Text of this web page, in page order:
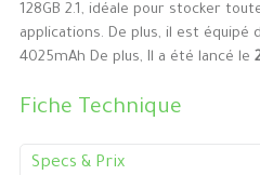
128GB 2.1, idéale pour stocker
applications. De plus, il est équipé
4025mAh De plus, Il a été lancé le
Fiche Technique
Specs & Prix